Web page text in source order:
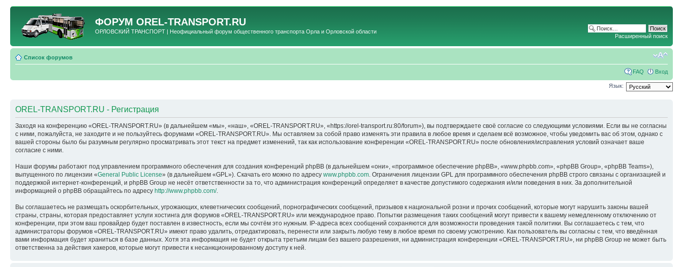
ФОРУМ OREL-TRANSPORT.RU
ОРЛОВСКИЙ ТРАНСПОРТ | Неофициальный форум общественного транспорта Орла и Орловской области
Расширенный поиск
Список форумов
FAQ Вход
Язык:
OREL-TRANSPORT.RU - Регистрация
Заходя на конференцию «OREL-TRANSPORT.RU» (в дальнейшем «мы», «наш», «OREL-TRANSPORT.RU», «https://orel-transport.ru:80/forum»), вы подтверждаете своё согласие со следующими условиями. Если вы не согласны
с ними, пожалуйста, не заходите и не пользуйтесь форумами «OREL-TRANSPORT.RU». Мы оставляем за собой право изменять эти правила в любое время и сделаем всё возможное, чтобы уведомить вас об этом, однако с
вашей стороны было бы разумным регулярно просматривать этот текст на предмет изменений, так как использование конференции «OREL-TRANSPORT.RU» после обновления/исправления условий означает ваше
согласие с ними.
Наши форумы работают под управлением программного обеспечения для создания конференций phpBB (в дальнейшем «они», «программное обеспечение phpBB», «www.phpbb.com», «phpBB Group», «phpBB Teams»),
выпущенного по лицензии «General Public License» (в дальнейшем «GPL»). Скачать его можно по адресу www.phpbb.com. Ограничения лицензии GPL для программного обеспечения phpBB строго связаны с организацией и
поддержкой интернет-конференций, и phpBB Group не несёт ответственности за то, что администрация конференций определяет в качестве допустимого содержания и/или поведения в них. За дополнительной
информацией о phpBB обращайтесь по адресу http://www.phpbb.com/.
Вы соглашаетесь не размещать оскорбительных, угрожающих, клеветнических сообщений, порнографических сообщений, призывов к национальной розни и прочих сообщений, которые могут нарушить законы вашей
страны, страны, которая предоставляет услуги хостинга для форумов «OREL-TRANSPORT.RU» или международное право. Попытки размещения таких сообщений могут привести к вашему немедленному отключению от
конференции, при этом ваш провайдер будет поставлен в известность, если мы сочтём это нужным. IP-адреса всех сообщений сохраняются для возможности проведения такой политики. Вы соглашаетесь с тем, что
администраторы форумов «OREL-TRANSPORT.RU» имеют право удалить, отредактировать, перенести или закрыть любую тему в любое время по своему усмотрению. Как пользователь вы согласны с тем, что введённая
вами информация будет храниться в базе данных. Хотя эта информация не будет открыта третьим лицам без вашего разрешения, ни администрация конференции «OREL-TRANSPORT.RU», ни phpBB Group не может быть
ответственна за действия хакеров, которые могут привести к несанкционированному доступу к ней.